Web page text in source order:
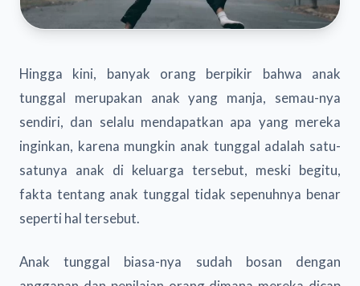
Hingga kini, banyak orang berpikir bahwa anak
tunggal merupakan anak yang manja, semau-nya
sendiri, dan selalu mendapatkan apa yang mereka
inginkan, karena mungkin anak tunggal adalah satu-
satunya anak di keluarga tersebut, meski begitu,
fakta tentang anak tunggal tidak sepenuhnya benar
seperti hal tersebut.
Anak tunggal biasa-nya sudah bosan dengan